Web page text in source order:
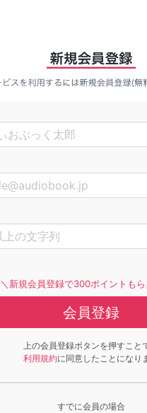
＼新規会員登録で300ポイントもら
会員登録
上の会員登録ボタンを押すこと
利用規約に同意したことになり
すでに会員の場合